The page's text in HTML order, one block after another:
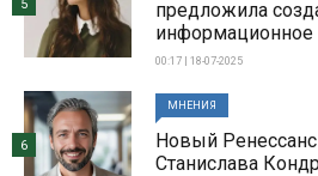
предложила
00:17 | 18-07-2025
5
МНЕНИЯ
Новый Ренессанс
Станислава
6